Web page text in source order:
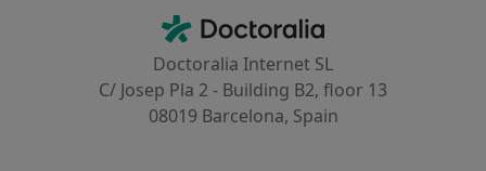
Doctoralia - Homepage
Doctoralia Internet SL
C/ Josep Pla 2 - Building B2, floor 13
08019 Barcelona, Spain